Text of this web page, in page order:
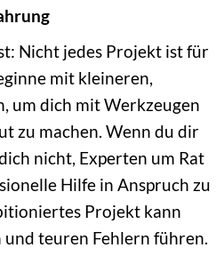
Nicht jedes Projekt ist für
mit kleineren,
um dich mit Werkzeugen
zu machen. Wenn du dir
nicht, Experten um Rat
Hilfe in Anspruch zu
Projekt kann
teuren Fehlern führen.